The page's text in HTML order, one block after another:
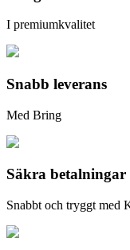
I premiumkvalitet
Snabb leverans
Med Bring
Säkra betalningar
Snabbt och tryggt med